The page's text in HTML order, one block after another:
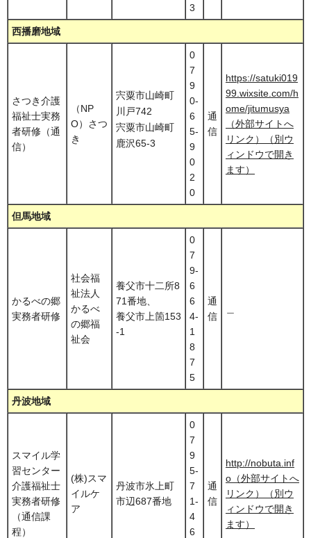
3
西播磨地域
さつき介護
福祉士実務
者研修（通
信）
（NP
O）さつ
き
宍粟市山崎町
川戸742
宍粟市山崎町
鹿沢65-3
0
7
9
0-
6
5-
9
0
2
0
通
信
https://satuki019
99.wixsite.com/h
ome/jitumusya
（外部サイトへ
リンク）（別ウ
ィンドウで開き
ます）
但馬地域
かるべの郷
実務者研修
社会福
祉法人
かるべ
の郷福
祉会
養父市十二所8
71番地、
養父市上箇153
-1
0
7
9-
6
6
4-
1
8
7
5
通
信
丹波地域
スマイル学
習センター
介護福祉士
実務者研修
（通信課
程）
(株)スマ
イルケ
ア
丹波市氷上町
市辺687番地
0
7
9
5-
7
1-
4
6
通
信
http://nobuta.inf
o（外部サイトへ
リンク）（別ウ
ィンドウで開き
ます）